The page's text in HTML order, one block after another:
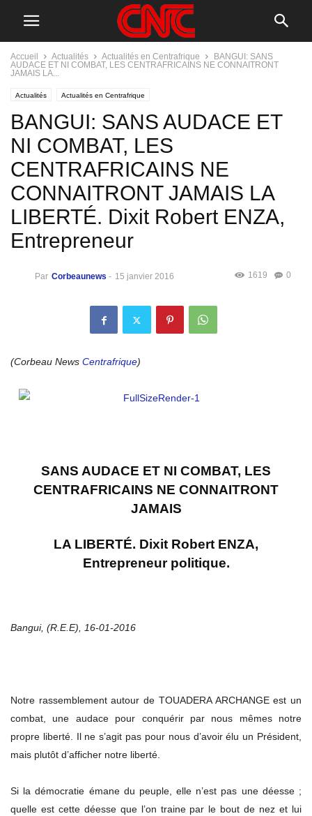
Accueil Actualités Actualités en Centrafrique
BANGUI: SANS
AUDACE ET NI COMBAT, LES CENTRAFRICAINS NE CONNAITRONT
JAMAIS LA...
Actualités Actualités en Centrafrique
BANGUI: SANS AUDACE ET
NI COMBAT, LES
CENTRAFRICAINS NE
CONNAITRONT JAMAIS LA
LIBERTÉ. Dixit Robert ENZA,
Entrepreneur
Par Corbeaunews - 15 janvier 2016 0
1619
(Corbeau News Centrafrique)
SANS AUDACE ET NI COMBAT, LES
CENTRAFRICAINS NE CONNAITRONT
JAMAIS
LA LIBERTÉ. Dixit Robert ENZA,
Entrepreneur politique.
Bangui, (R.E.E), 16-01-2016
Notre rassemblement autour de TOUADERA ARCHANGE est un
combat, une audace pour conquérir par nous mêmes notre
propre liberté. Il ne s’agit pas pour nous d’avoir élu un Président,
mais plutôt d’afficher notre liberté.
Si la démocratie émane du peuple, elle n’est pas une déesse ;
quelle est cette déesse que l’on traine par le bout de nez et lui